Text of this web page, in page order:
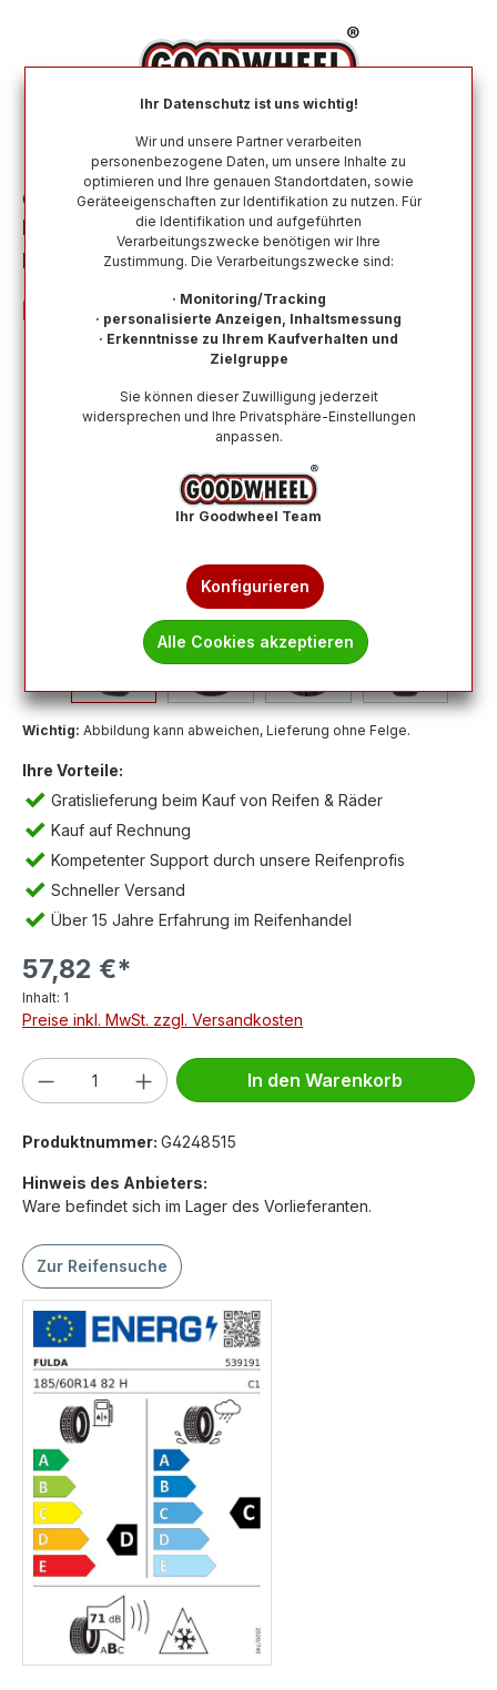
Ganzjahresreifen Nach Größe 185 60 R14
FULDA MULTICONTROL 185/60R14 82H
BSW
Wichtig: Abbildung kann abweichen, Lieferung ohne Felge.
Ihre Vorteile:
Gratislieferung beim Kauf von Reifen & Räder
Kauf auf Rechnung
Kompetenter Support durch unsere Reifenprofis
Schneller Versand
Über 15 Jahre Erfahrung im Reifenhandel
57,82 €*
Inhalt: 1
Preise inkl. MwSt. zzgl. Versandkosten
Produkt Anzahl: Gib den gewünschten
In den Warenkorb
Produktnummer: G4248515
Hinweis des Anbieters:
Ware befindet sich im Lager des Vorlieferanten.
Zur Reifensuche
Ihr Datenschutz ist uns wichtig!
Wir und unsere Partner verarbeiten
personenbezogene Daten, um unsere Inhalte zu
optimieren und Ihre genauen Standortdaten, sowie
Geräteeigenschaften zur Identifikation zu nutzen. Für
die Identifikation und aufgeführten
Verarbeitungszwecke benötigen wir Ihre
Zustimmung. Die Verarbeitungszwecke sind:
· Monitoring/Tracking
· personalisierte Anzeigen, Inhaltsmessung
· Erkenntnisse zu Ihrem Kaufverhalten und
Zielgruppe
Sie können dieser Zuwilligung jederzeit
widersprechen und Ihre Privatsphäre-Einstellungen
anpassen.
Ihr Goodwheel Team
Konfigurieren
Alle Cookies akzeptieren